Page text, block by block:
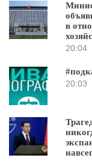
в
20:04
20:03